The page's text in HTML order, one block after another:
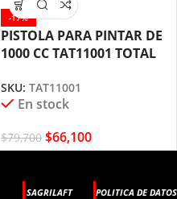
-17%
PISTOLA PARA PINTAR DE
1000 CC TAT11001 TOTAL
SKU: TAT11001
En stock
$79,700 $66,100
SAGRILAFT POLITICA DE DATOS